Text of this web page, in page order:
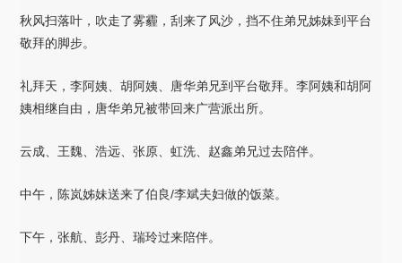
秋风扫落叶，吹走了雾霾，刮来了风沙，挡不住弟兄姊妹到平台
敬拜的脚步。
礼拜天，李阿姨、胡阿姨、唐华弟兄到平台敬拜。李阿姨和胡阿
姨相继自由，唐华弟兄被带回来广营派出所。
云成、王魏、浩远、张原、虹洗、赵鑫弟兄过去陪伴。
中午，陈岚姊妹送来了伯良/李斌夫妇做的饭菜。
下午，张航、彭丹、瑞玲过来陪伴。